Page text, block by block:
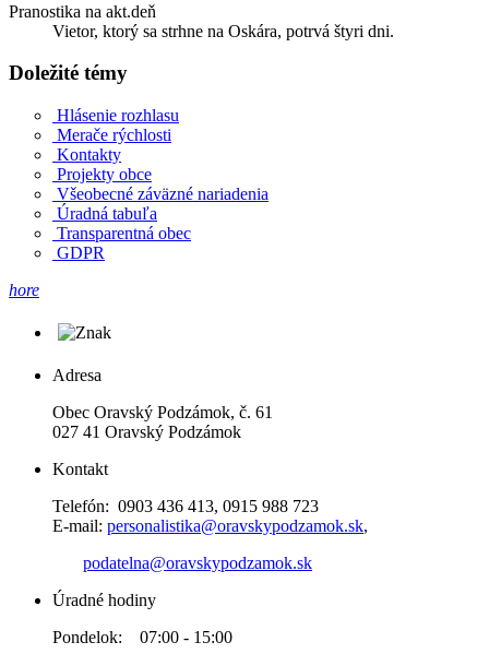
Pranostika na akt.deň
Vietor, ktorý sa strhne na Oskára, potrvá štyri dni.
Doležité témy
Hlásenie rozhlasu
Merače rýchlosti
Kontakty
Projekty obce
Všeobecné záväzné nariadenia
Úradná tabuľa
Transparentná obec
GDPR
hore
Adresa
Obec Oravský Podzámok, č. 61
027 41 Oravský Podzámok
Kontakt
Telefón: 0903 436 413, 0915 988 723
E-mail: personalistika@oravskypodzamok.sk,
podatelna@oravskypodzamok.sk
Úradné hodiny
Pondelok: 07:00 - 15:00